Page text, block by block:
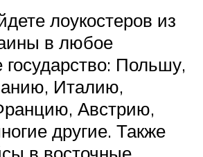
лоукостеров из
в любое
государство: Польшу,
Италию,
Австрию,
другие. Также
в восточные